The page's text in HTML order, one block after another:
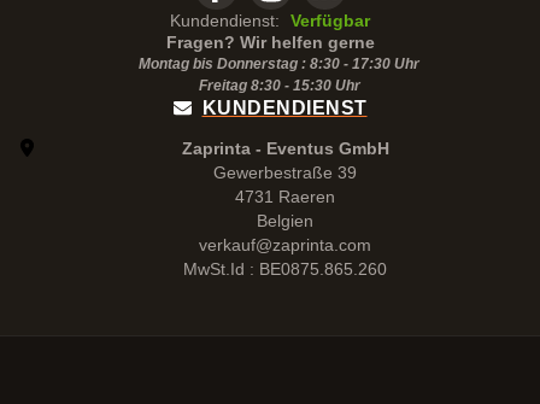
Kundendienst:
Verfügbar
Fragen? Wir helfen gerne
Montag bis Donnerstag : 8:30 - 17:30 Uhr
Freitag 8:30 - 15:30Uhr
KUNDENDIENST
Zaprinta - Eventus GmbH
Gewerbestraße 39
4731 Raeren
Belgien
verkauf@zaprinta.com
MwSt.Id : BE0875.865.260